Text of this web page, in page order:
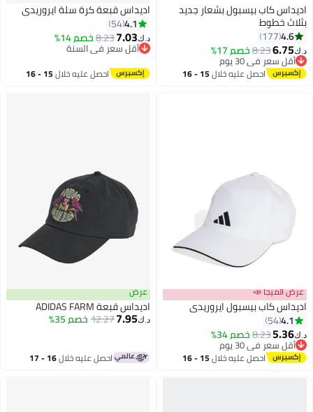
كاب بيسبول بشعار جديد
177
8.23خصم 17%
في 30 يوم
في 30 يوم
احصل عليه خلال 15 - 16
اديداس قبعة كرة سلة ايروريدي
54
7.03
8.23خصم 14%
أقل سعر في السنة
احصل عليه خلال 15 - 16
📣
كاب بيسبول ايروريدي
54
8.23خصم 34%
في 30 يوم
في 30 يوم
احصل عليه خلال 15 - 16
عرض
اديداس قبعة ADIDAS FARM
7.95
12.27خصم 35%
احصل عليه خلال 16 - 17